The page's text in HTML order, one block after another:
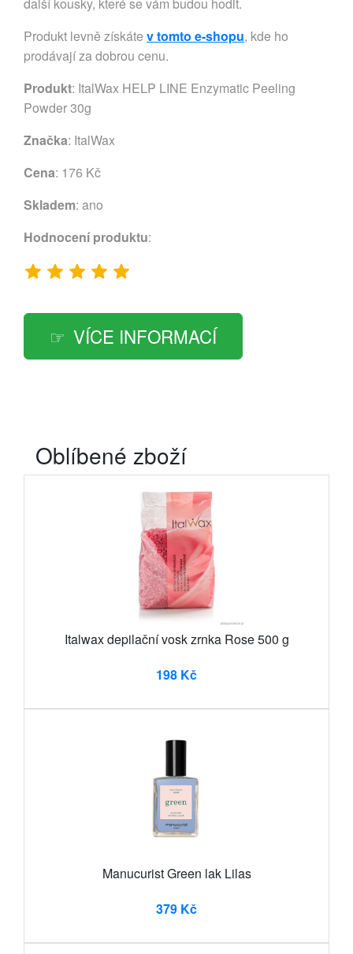
Produkt levně získáte v tomto e-shopu, kde ho
prodávají za dobrou cenu.
Produkt: ItalWax HELP LINE Enzymatic Peeling
Powder 30g
Značka: ItalWax
Cena: 176 Kč
Skladem: ano
Hodnocení produktu:
VÍCE INFORMACÍ
Oblíbené zboží
Italwax depilační vosk zrnka Rose 500 g
198 Kč
Manucurist Green lak Lilas
379 Kč